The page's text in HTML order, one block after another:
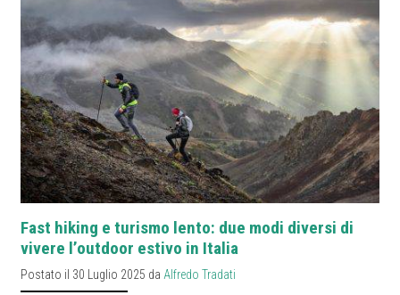
Fast hiking e turismo lento: due modi diversi di
vivere l’outdoor estivo in Italia
Postato il 30 Luglio 2025 da Alfredo Tradati